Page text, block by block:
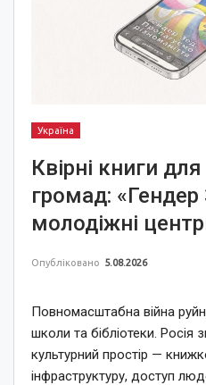
Україна
Квірні книги
громад:
молодіжні
Опубліковано 5.08.2026
Повномасштабна війна
школи та бібліотеки. Росія
культурний простір —
інфраструктуру, доступ